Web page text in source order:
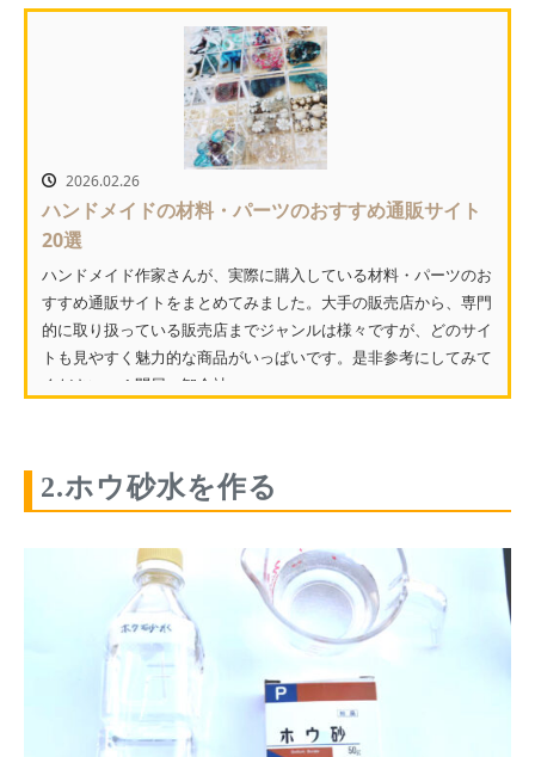
2026.02.26
ハンドメイドの材料・パーツのおすすめ通販サイト
20選
ハンドメイド作家さんが、実際に購入している材料・パーツのお
すすめ通販サイトをまとめてみました。大手の販売店から、専門
的に取り扱っている販売店までジャンルは様々ですが、どのサイ
トも見やすく魅力的な商品がいっぱいです。是非参考にしてみて
ください。 1.問屋・卸会社...
2.ホウ砂水を作る